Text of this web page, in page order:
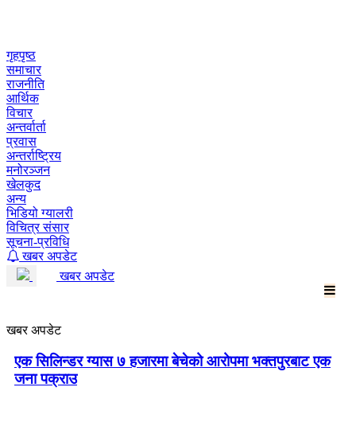
गृहपृष्ठ
समाचार
राजनीति
आर्थिक
विचार
अन्तर्वार्ता
प्रवास
अन्तर्राष्ट्रिय
मनोरञ्जन
खेलकुद
अन्य
भिडियो ग्यालरी
विचित्र संसार
सूचना-प्रविधि
खबर अपडेट
खबर अपडेट
खबर अपडेट
एक सिलिन्डर ग्यास ७ हजारमा बेचेको आरोपमा भक्तपुरबाट एक
जना पक्राउ